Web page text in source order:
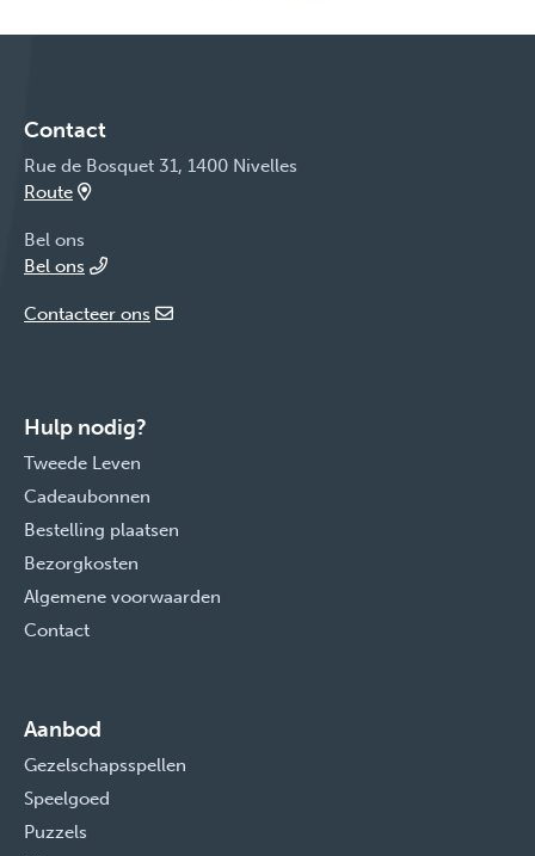
Contact
Rue de Bosquet 31, 1400 Nivelles
Route
Bel ons
Bel ons
Contacteer ons
Hulp nodig?
Tweede Leven
Cadeaubonnen
Bestelling plaatsen
Bezorgkosten
Algemene voorwaarden
Contact
Aanbod
Gezelschapsspellen
Speelgoed
Puzzels